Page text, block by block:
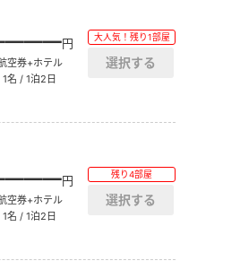
円
空券+ホテル
1名 / 1泊2日
大人気！残り1部屋
円
空券+ホテル
1名 / 1泊2日
残り4部屋